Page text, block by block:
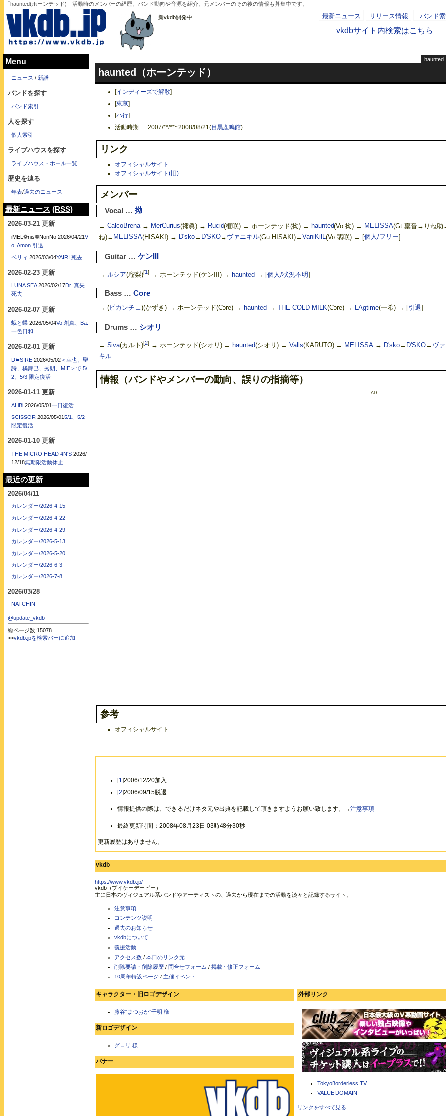
「haunted(ホーンテッド)」活動時のメンバーの経歴、バンド動向や音源を紹介。元メンバーのその後の情報も募集中です。
新vkdb開発中 最新ニュース リリース情報 バンド
vkdbサイト内検索はこちら
haunted
haunted（ホーンテッド）
[インディーズで解散]
[東京]
[ハ行]
活動時期 … 2007/**/**~2008/08/21(目黒鹿鳴館)
リンク
オフィシャルサイト
オフィシャルサイト(旧)
メンバー
Vocal … 拗
→ CalcoBrena→ MerCurius(禰眞) → Rucid(榧咲) → ホーンテッド(拗) → haunted(Vo.拗) → MELISSA(Gt.稟音→りね助
ね)→ MELISSA(HISAKI) → D'sko→ D'SKO→ ヴァニキル(Gu.HISAKI)→VaniKilL(Vo.翡咲) → [個人/フリー]
Guitar … ケンIII
→ ルシア(瑠梨)[1]→ ホーンテッド(ケンIII) → haunted → [個人/状況不明]
Bass … Core
→ (ピカンチェ)(かずき) → ホーンテッド(Core) → haunted → THE COLD MILK(Core) → LAgtime(一希) → [引退]
Drums … シオリ
→ Siva(カルト)[2]→ ホーンテッド(シオリ) → haunted(シオリ) → Valls(KARUTO) → MELISSA→ D'sko→ D'SKO→ ヴ
キル
情報（バンドやメンバーの動向、誤りの指摘等）
- AD -
参考
オフィシャルサイト
[1]2006/12/20加入
[2]2006/09/15脱退
情報提供の際は、できるだけネタ元や出典を記載して頂きますようお願い致します。→注意事項
最終更新時間：2008年08月23日 03時48分30秒
更新履歴はありません。
vkdb
https://www.vkdb.jp/
vkdb（ブイケーデービー）
主に日本のヴィジュアル系バンドやアーティストの、過去から現在までの活動を淡々と記録するサイト。
注意事項
コンテンツ説明
過去のお知らせ
vkdbについて
義援活動
アクセス数 / 本日のリンク元
削除要請・削除履歴 / 問合せフォーム / 掲載・修正フォーム
10周年特設ページ / 主催イベント
キャラクター・旧ロゴデザイン
藤谷“まつおか”千明 様
新ロゴデザイン
グロリ 様
バナー
外部リンク
TokyoBorderless TV
VALUE DOMAIN
リンクをすべて見る
Menu
ニュース / 新譜
バンドを探す
バンド索引
人を探す
個人索引
ライブハウスを探す
ライブハウス・ホール一覧
歴史を辿る
年表/過去のニュース
最新ニュース (RSS)
2026-03-21 更新
iMEL❁nis❁NonNo 2026/04/21 V
o. Amon 引退
ベリィ 2026/03/04YAIRI 死去
2026-02-23 更新
LUNA SEA 2026/02/17Dr. 真矢
死去
2026-02-07 更新
蛾と蝶 2026/05/04Vo.創真、Ba.
一色日和
2026-02-01 更新
D≒SIRE 2026/05/02＜幸也、聖
詩、橘舞已、秀朗、MIE＞で 5/
2、5/3 限定復活
2026-01-11 更新
ALiBi 2026/05/01一日復活
SCISSOR 2026/05/015/1、5/2
限定復活
2026-01-10 更新
THE MICRO HEAD 4N'S 2026/
12/18無期限活動休止
最近の更新
2026/04/11
カレンダー/2026-4-15
カレンダー/2026-4-22
カレンダー/2026-4-29
カレンダー/2026-5-13
カレンダー/2026-5-20
カレンダー/2026-6-3
カレンダー/2026-7-8
2026/03/28
NATCHIN
@update_vkdb
総ページ数:15078
>>vkdb.jpを検索バーに追加